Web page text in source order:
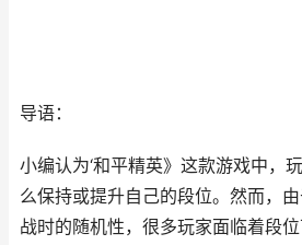
导语：
小编认为‘和平精英》这款游戏中，
么保持或提升自己的段位。然而，
战时的随机性，很多玩家面临着段